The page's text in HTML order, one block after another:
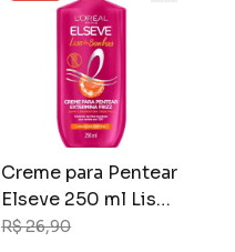
Creme para Pentear
Elseve 250 ml Liso
dos Sonhos
R$ 26,90